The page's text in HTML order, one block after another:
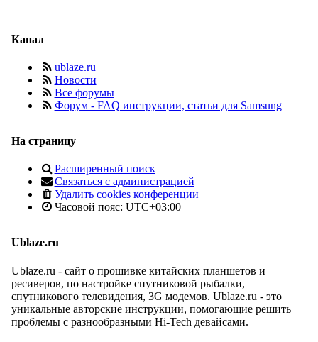
Канал
ublaze.ru
Новости
Все форумы
Форум - FAQ инструкции, статьи для Samsung
На страницу
Расширенный поиск
Связаться с администрацией
Удалить cookies конференции
Часовой пояс: UTC+03:00
Ublaze.ru
Ublaze.ru - сайт о прошивке китайских планшетов и
ресиверов, по настройке спутниковой рыбалки,
спутникового телевидения, 3G модемов. Ublaze.ru - это
уникальные авторские инструкции, помогающие решить
проблемы с разнообразными Hi-Tech девайсами.